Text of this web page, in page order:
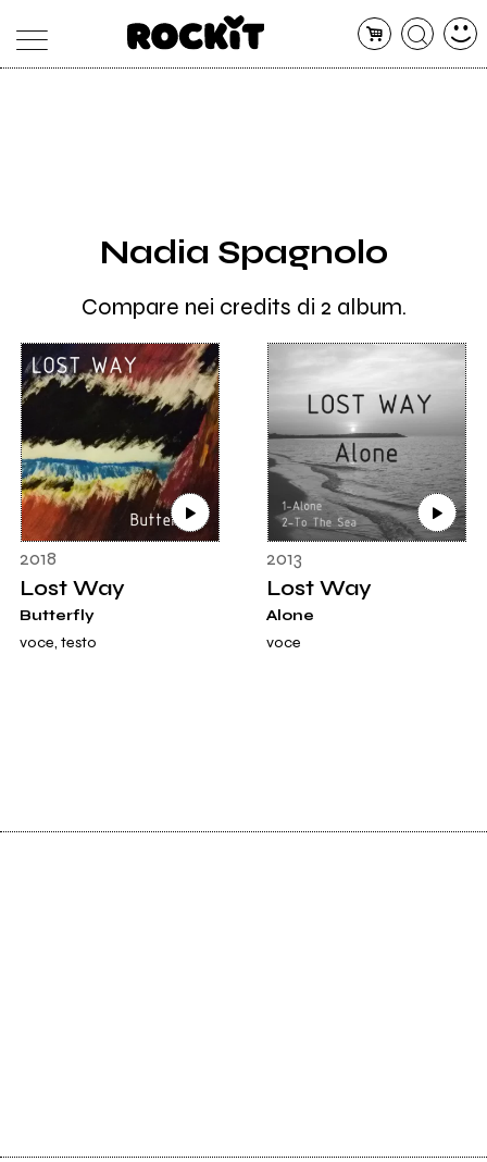
RADIONadia Spagnolo
Compare nei credits di 2 album.
2018
Lost Way
Butterfly
voce, testo
2013
Lost Way
Alone
voce